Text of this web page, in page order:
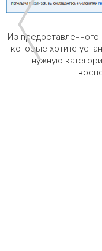
Из
которые хотите
нужную